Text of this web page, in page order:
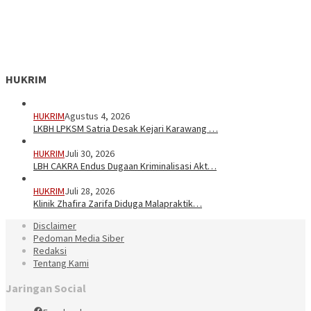
HUKRIM
HUKRIMAgustus 4, 2026
LKBH LPKSM Satria Desak Kejari Karawang …
HUKRIMJuli 30, 2026
LBH CAKRA Endus Dugaan Kriminalisasi Akt…
HUKRIMJuli 28, 2026
Klinik Zhafira Zarifa Diduga Malapraktik…
Disclaimer
Pedoman Media Siber
Redaksi
Tentang Kami
Jaringan Social